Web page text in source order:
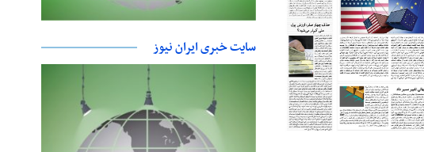
سایت خبری ایران نیوز